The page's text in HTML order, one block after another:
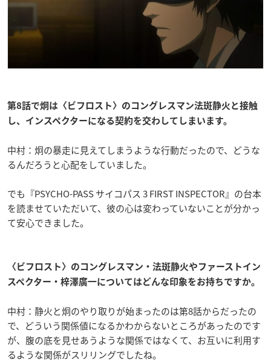
第8話で炯は〈ビフロスト〉のコングレスマン法斑静火と接触
し、インスペクターになる契約を交わしてしまいます。
中村：炯の暴走に見えてしまうような行動だったので、どうな
るんだろうと心配をしていました。
でも『PSYCHO-PASS サイコパス 3 FIRST INSPECTOR』の台本
を読ませていただいて、彼の心は変わっていないことが分かっ
て安心できました。
〈ビフロスト〉のコングレスマン・法斑静火やファーストイン
スペクター・梓澤廣一についてはどんな印象をお持ちですか。
中村：静火と炯のやり取りが始まったのは第8話からだったの
で、どういう関係値になるかわからないところがあったのです
が、腹の底を見せあうような関係ではなくて、お互いに利用す
るような関係がスリリングでしたね。